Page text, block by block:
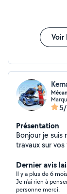
Voir
Présentation
Bonjour je
travaux sur
Dernier avis
Il y a plus de 6
Je n'ai rien à
personne merci.